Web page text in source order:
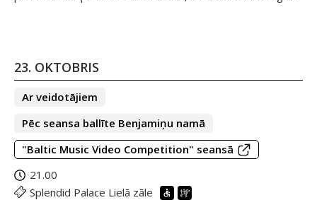
23. OKTOBRIS
Ar veidotājiem
Pēc seansa ballīte Benjamiņu namā
"Baltic Music Video Competition" seansā
21.00
Splendid Palace Lielā zāle